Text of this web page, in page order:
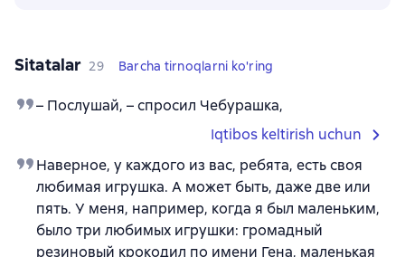
Sitatalar 29 Barcha tirnoqlarni ko'ring
– Послушай, – спросил Чебурашка,
Iqtibos keltirish uchun
Наверное, у каждого из вас, ребята, есть своя
любимая игрушка. А может быть, даже две или
пять. У меня, например, когда я был маленьким,
было три любимых игрушки: громадный
резиновый крокодил по имени Гена, маленькая